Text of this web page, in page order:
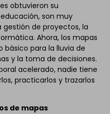
obtuvieron su
son muy
de proyectos, la
Ahora, los mapas
para la lluvia de
y la toma de decisiones.
acelerado, nadie tiene
practicarlos y trazarlos
de mapas